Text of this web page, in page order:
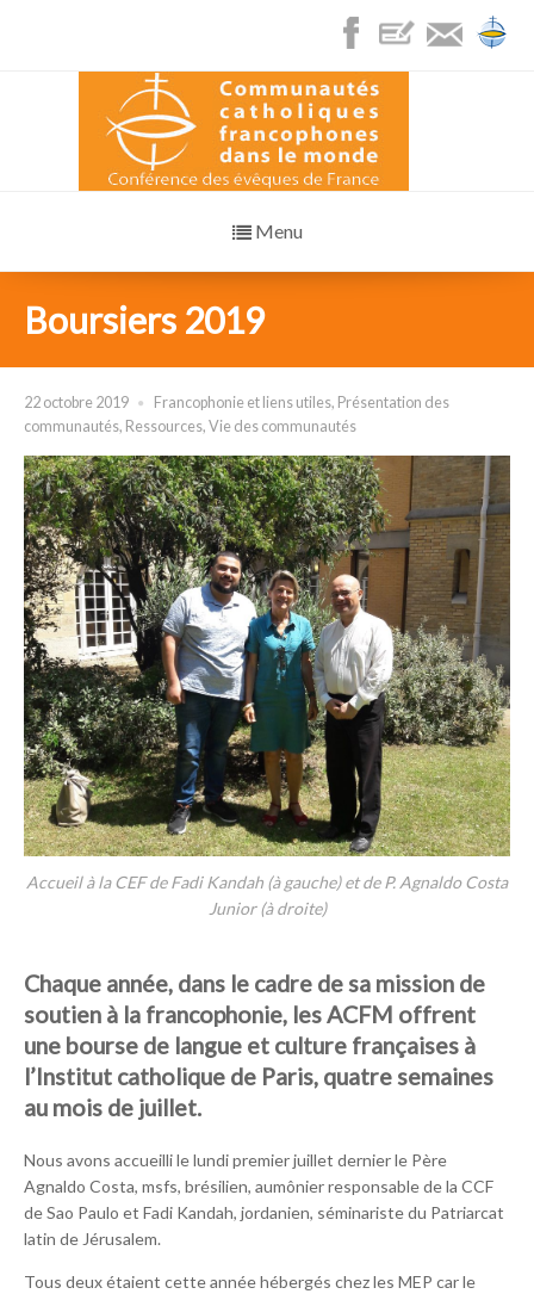
Menu
Boursiers 2019
22 octobre 2019 Francophonie et liens utiles, Présentation des
communautés, Ressources, Vie des communautés
Accueil à la CEF de Fadi Kandah (à gauche) et de P. Agnaldo Costa
Junior (à droite)
Chaque année, dans le cadre de sa mission de
soutien à la francophonie, les ACFM offrent
une bourse de langue et culture françaises à
l’Institut catholique de Paris, quatre semaines
au mois de juillet.
Nous avons accueilli le lundi premier juillet dernier le Père
Agnaldo Costa, msfs, brésilien, aumônier responsable de la CCF
de Sao Paulo et Fadi Kandah, jordanien, séminariste du Patriarcat
latin de Jérusalem.
Tous deux étaient cette année hébergés chez les MEP car le